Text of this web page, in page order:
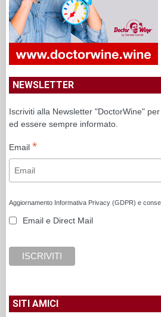
NEWSLETTER
Iscriviti alla Newsletter "DoctorWine"
ed essere sempre informato.
Email *
Aggiornamento Informativa Privacy (GDPR) e
Email e Direct Mail
SITI AMICI